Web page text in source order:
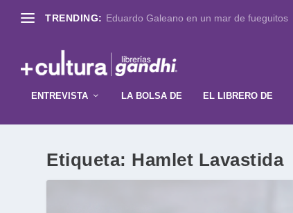
TRENDING: Eduardo Galeano en un mar de fueguitos
ENTREVISTA LA BOLSA DE EL LIBRERO DE
Etiqueta: Hamlet Lavastida